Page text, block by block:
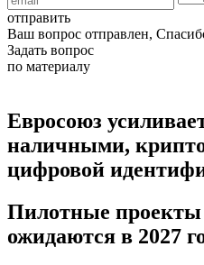
отправить
Ваш вопрос отправлен,
Задать вопрос
по материалу
Евросоюз
наличными,
цифровой
Пилотные проекты
ожидаются в 2027